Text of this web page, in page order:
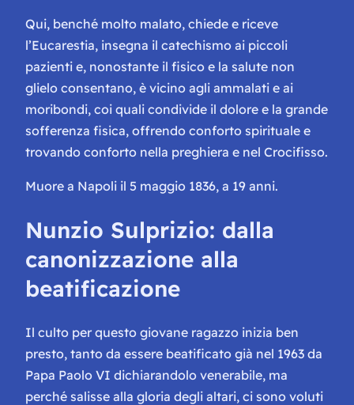
Qui, benché molto malato, chiede e riceve
l’Eucarestia, insegna il catechismo ai piccoli
pazienti e, nonostante il fisico e la salute non
glielo consentano, è vicino agli ammalati e ai
moribondi, coi quali condivide il dolore e la grande
sofferenza fisica, offrendo conforto spirituale e
trovando conforto nella preghiera e nel Crocifisso.
Muore a Napoli il 5 maggio 1836, a 19 anni.
Nunzio Sulprizio: dalla
canonizzazione alla
beatificazione
Il culto per questo giovane ragazzo inizia ben
presto, tanto da essere beatificato già nel 1963 da
Papa Paolo VI dichiarandolo venerabile, ma
perché salisse alla gloria degli altari, ci sono voluti